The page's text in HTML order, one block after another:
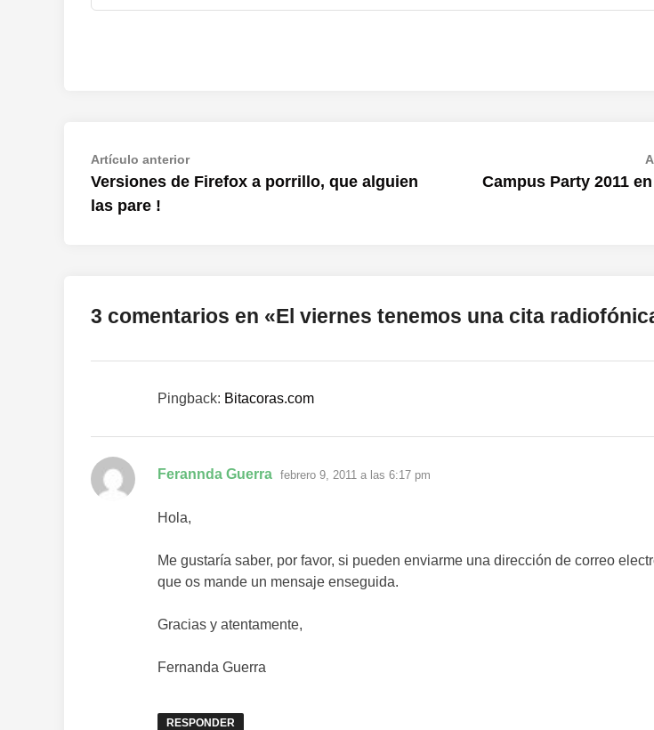
Navegación
de
entradas
Artículo anteriorArtículo
anterior:
Versiones de Firefox a porrillo, que alguien
las pare !
Campus Party 2011
3 comentarios en «El viernes tenemos una cita
Pingback: Bitacoras.com
Ferannda Guerra dice:
febrero 9, 2011 a las 6:17 pm
Hola,
Me gustaría saber, por favor, si pueden enviarme una dirección de correo
que os mande un mensaje enseguida.
Gracias y atentamente,
Fernanda Guerra
RESPONDER